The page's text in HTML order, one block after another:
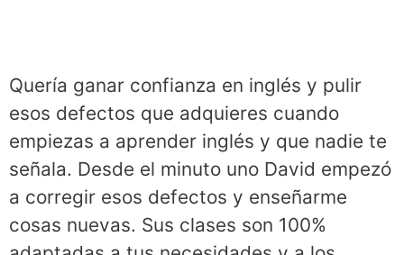
Quería ganar confianza en inglés y pulir
esos defectos que adquieres cuando
empiezas a aprender inglés y que nadie te
señala. Desde el minuto uno David empezó
a corregir esos defectos y enseñarme
cosas nuevas. Sus clases son 100%